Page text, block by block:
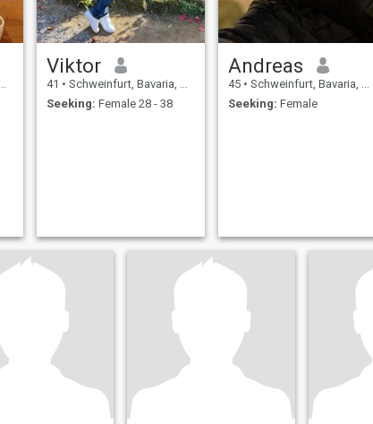
Viktor
41 • Schweinfurt, Bavaria, Germany
Seeking: Female 28 - 38
Andreas
45 • Schweinfurt, Bavaria, Germany
Seeking: Female